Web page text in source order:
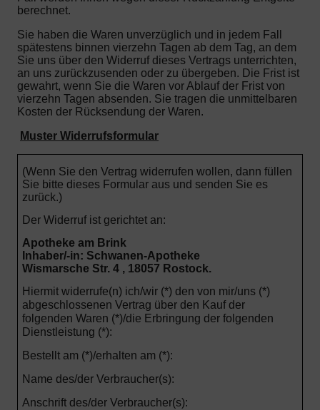
berechnet.
Sie haben die Waren unverzüglich und in jedem Fall
spätestens binnen vierzehn Tagen ab dem Tag, an dem
Sie uns über den Widerruf dieses Vertrags unterrichten,
an uns zurückzusenden oder zu übergeben. Die Frist ist
gewahrt, wenn Sie die Waren vor Ablauf der Frist von
vierzehn Tagen absenden. Sie tragen die unmittelbaren
Kosten der Rücksendung der Waren.
Muster Widerrufsformular
(Wenn Sie den Vertrag widerrufen wollen, dann füllen
Sie bitte dieses Formular aus und senden Sie es
zurück.)
Der Widerruf ist gerichtet an:
Apotheke am Brink
Inhaber/-in: Schwanen-Apotheke
Wismarsche Str. 4 , 18057 Rostock.
Hiermit widerrufe(n) ich/wir (*) den von mir/uns (*)
abgeschlossenen Vertrag über den Kauf der
folgenden Waren (*)/die Erbringung der folgenden
Dienstleistung (*):
Bestellt am (*)/erhalten am (*):
Name des/der Verbraucher(s):
Anschrift des/der Verbraucher(s):